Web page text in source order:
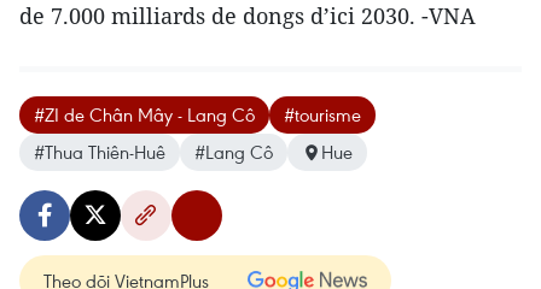
de 7.000 milliards de dongs d’ici 2030. -VNA
#ZI de Chân Mây - Lang Cô
#tourisme
#Thua Thiên-Huê
#Lang Cô Hue
Theo dõi VietnamPlus